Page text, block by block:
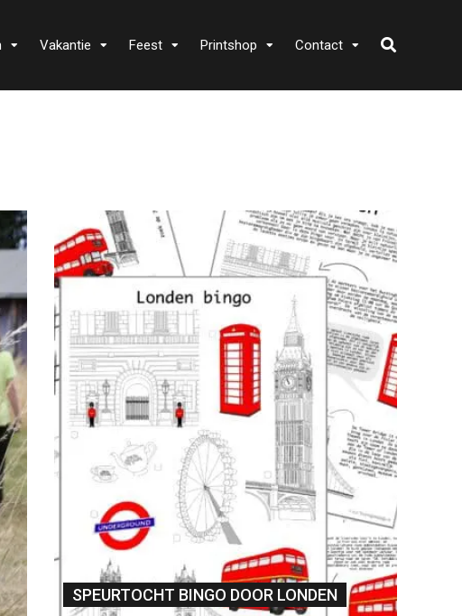
Vakantie Feest Printshop Contact
SPEURTOCHT BINGO DOOR LONDEN